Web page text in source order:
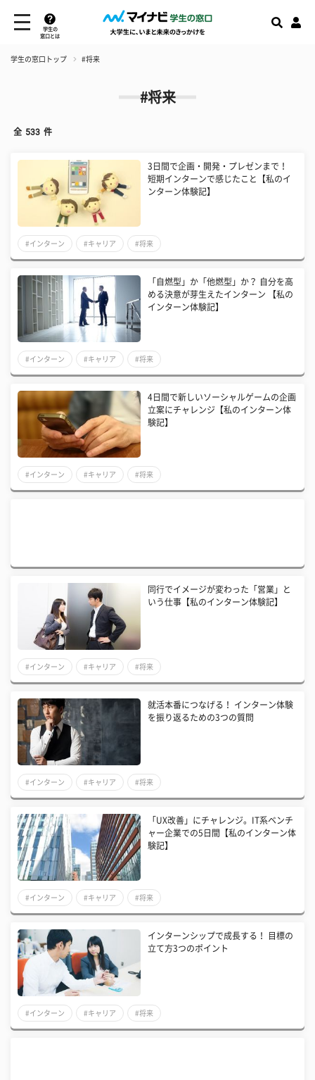
学生の
窓口とは
学生の窓口トップ #将来
#将来
全 533 件
3日間で企画・開発・プレゼンまで！
短期インターンで感じたこと【私のイ
ンターン体験記】
#インターン #キャリア #将来
「自燃型」か「他燃型」か？ 自分を高
める決意が芽生えたインターン 【私の
インターン体験記】
#インターン #キャリア #将来
4日間で新しいソーシャルゲームの企画
立案にチャレンジ【私のインターン体
験記】
#インターン #キャリア #将来
同行でイメージが変わった「営業」と
いう仕事【私のインターン体験記】
#インターン #キャリア #将来
就活本番につなげる！ インターン体験
を振り返るための3つの質問
#インターン #キャリア #将来
「UX改善」にチャレンジ。IT系ベンチ
ャー企業での5日間【私のインターン体
験記】
#インターン #キャリア #将来
インターンシップで成長する！ 目標の
立て方3つのポイント
#インターン #キャリア #将来